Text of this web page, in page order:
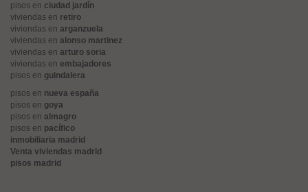
pisos en ciudad jardín
viviendas en retiro
viviendas en arganzuela
viviendas en alonso martinez
viviendas en arturo soria
viviendas en embajadores
pisos en guindalera
pisos en nueva españa
pisos en goya
pisos en almagro
pisos en pacífico
inmobiliaria madrid
Venta viviendas madrid
pisos madrid